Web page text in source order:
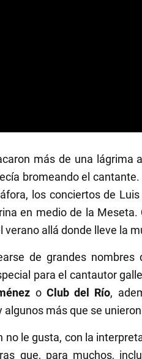
más de una lágrima
bromeando el
los conciertos de
en medio de la
allá donde lleve la
de grandes nombres
para el cantautor
o Club del Río,
más que se
le gusta, con la
que, para muchos,